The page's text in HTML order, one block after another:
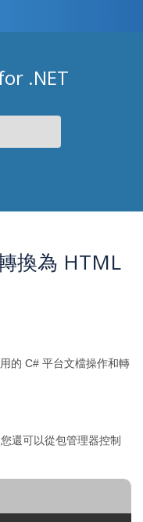
.NET
換為 HTML
的 C# 平台文檔操作和轉
還可以從包管理器控制